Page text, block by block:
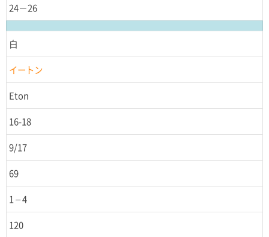
24－26
白
イートン
Eton
16-18
9/17
69
1 – 4
120